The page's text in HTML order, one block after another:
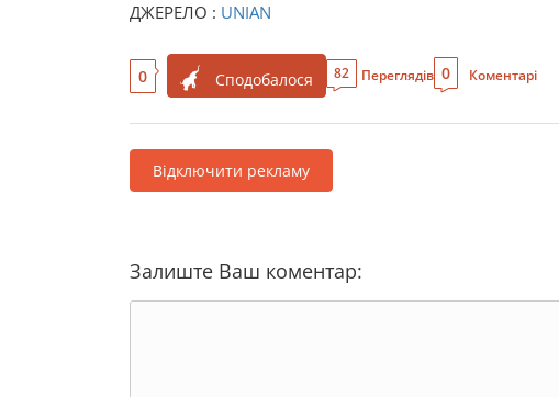
ДЖЕРЕЛО : UNIAN
0 Сподобалося 82 Переглядів 0 Коментарі
Відключити рекламу
Залиште Ваш коментар: